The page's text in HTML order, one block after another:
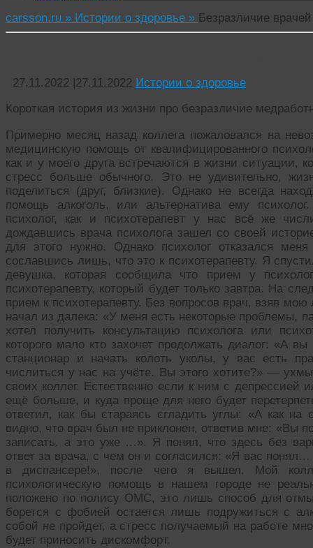
carsson.ru » Истории о здоровье » Безразличие
27.11.2022 |27.11.2022 Истории о здоровье
Короткая история из жизни про безразличие
Примерно месяц назад коллега пожаловался на
медицинскую помощь от квалифицированного
как и у моего друга встречаются в жизни ситуации,
стресс больше обычного. Это не удивительно,
поделиться (друг, близкие). Однако не всегда
помощь алкоголь, или альтернатива ему
психолог, как и психотерапевт у нас всё же
дождавшись врача психолога зашел со своей
для этого нужно. Однако психолог отказался
сославшись лишь, что это к психотерапевту. Я
девушка, которая сообщила что прием у
психотерапевту, который будет только завтра. На
прием к психотерапевту. Без вопросов врач, взяв
начал из далека: «У меня есть некоторые проблемы,
хотел получить консультацию психолога или
которого мало кто захочет продолжать диалог: «А
станционар и начать колоть уколы, у вас есть
числиться у нас на учёте. Вы этого хотите?» —
своих коллег. Естественно если к ним с депрессией
ещё больше, и куда проще для него будет
ответил, как бы стараясь сгладить углы: «А как
видно, что врач был не приклонен, ответив мне: «Вы
записать, а это уже …». Я понял, что здесь без
ответ за врача, с чем он и согласился: «Я вас
в диспансере!», после чего я вышел. Мой
психологическую помощь в нашем городе не
положено по полису ОМС, это лишь способ для
борется с фобией остается лишь подружиться с
собой не пройдет, а стресс получаемый на работе
будет приносить дискомфорт.